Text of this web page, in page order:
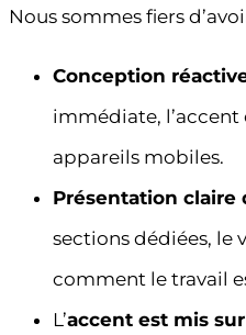
Nous sommes fiers
Conception
immédiate,
appareils mobiles.
Présentation claire
sections dédiées,
comment le travail
L’accent est mis